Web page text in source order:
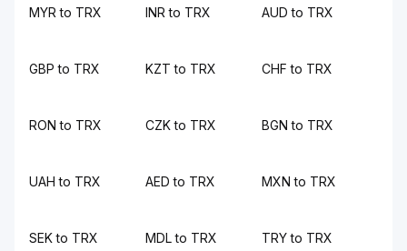
MYR to TRX INR to TRX AUD to TRX
GBP to TRX KZT to TRX CHF to TRX
RON to TRX CZK to TRX BGN to TRX
UAH to TRX AED to TRX MXN to TRX
SEK to TRX MDL to TRX TRY to TRX